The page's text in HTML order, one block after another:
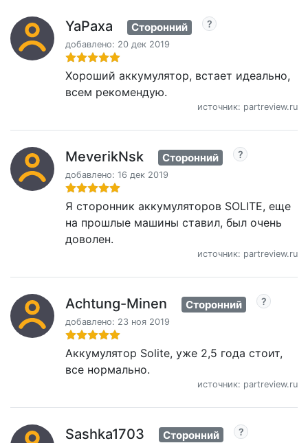
YaPaxa Сторонний
добавлено: 20 дек 2019
Хороший аккумулятор, встает идеально,
всем рекомендую.
источник: partreview.ru
MeverikNsk Сторонний
добавлено: 16 дек 2019
Я сторонник аккумуляторов SOLITE, еще
на прошлые машины ставил, был очень
доволен.
источник: partreview.ru
Achtung-Minen Сторонний
добавлено: 23 ноя 2019
Аккумулятор Solite, уже 2,5 года стоит,
все нормально.
источник: partreview.ru
Sashka1703 Сторонний